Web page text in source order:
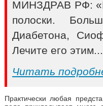
МИНЗДРАВ РФ:
полоски.
Диабетона,
Лечите его
Читать
Практически любая